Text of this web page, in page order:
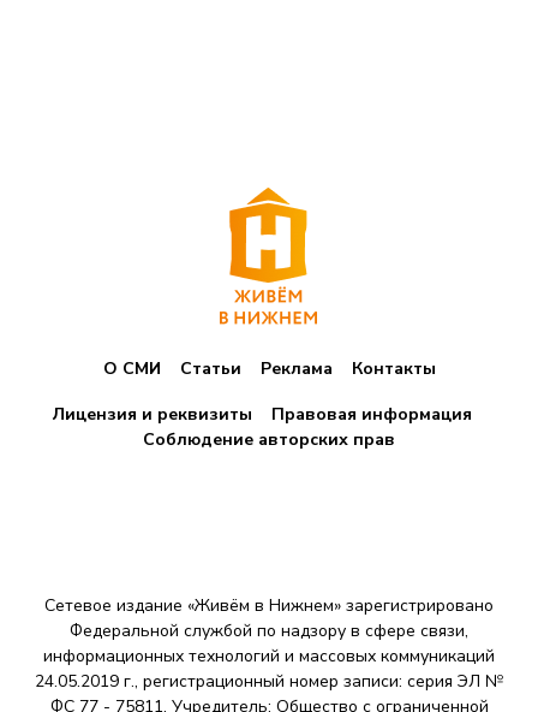
О СМИ Статьи Реклама
Контакты
Лицензия и реквизиты
Правовая информация
Соблюдение авторских прав
Сетевое издание «Живём в Нижнем» зарегистрировано
Федеральной службой по надзору в сфере связи,
информационных технологий и массовых коммуникаций
24.05.2019 г., регистрационный номер записи: серия ЭЛ №
ФС 77 - 75811. Учредитель: Общество с ограниченной